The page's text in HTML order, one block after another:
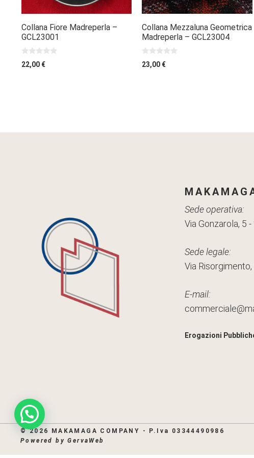
Collana Fiore Madreperla –
GCL23001
0
s
22,00 €
Collana Mezzaluna Geometrica
Madreperla – GCL23004
0
s
23,00 €
Sede operativa:
Via Gonzarola, 5
Sede legale:
Via
E-mail:
Erogazioni
© 2026 MAKAMAGA COMPANY - P.Iva 03344490986
Powered byGervaWeb